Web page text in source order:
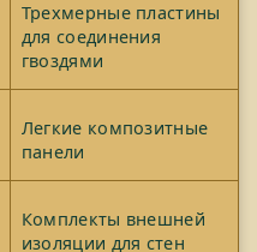
Трехмерные пластины
для соединения
гвоздями
Легкие композитные
панели
Комплекты внешней
изоляции для стен